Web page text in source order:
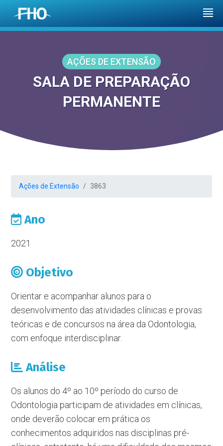
AÇÕES DE EXTENSÃO
SALA DE PREPARAÇÃO
PERMANENTE
Ações de Extensão 3863
Ano
2021
Objetivo
Orientar e acompanhar alunos para o
desenvolvimento das atividades clínicas e provas
teóricas e de concursos na área da Odontologia,
com enfoque interdisciplinar.
Análise
Os alunos do 4º ao 10º período do curso de
Odontologia participam de atividades em clínicas,
onde deverão colocar em prática os
conhecimentos adquiridos nas disciplinas pré-